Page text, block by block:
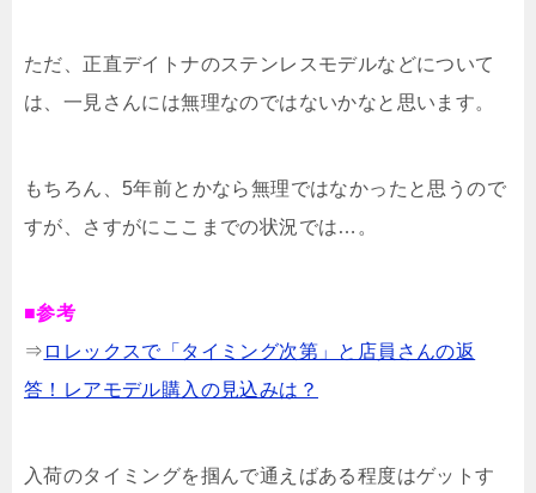
ただ、正直デイトナのステンレスモデルなどについて
は、一見さんには無理なのではないかなと思います。
もちろん、5年前とかなら無理ではなかったと思うので
すが、さすがにここまでの状況では…。
■参考
⇒ ロレックスで「タイミング次第」と店員さんの返
答！レアモデル購入の見込みは？
入荷のタイミングを掴んで通えばある程度はゲットす